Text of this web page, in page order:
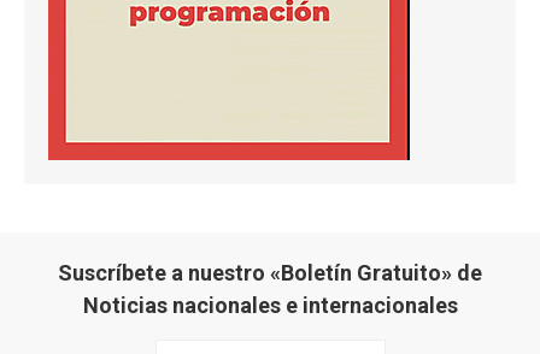
Suscríbete a nuestro «Boletín Gratuito» de
Noticias nacionales e internacionales